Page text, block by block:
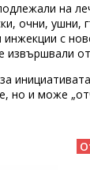
на
очни,
инжекции с
извършвали
но и може